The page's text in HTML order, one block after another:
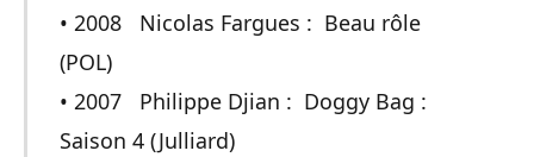
• 2008 Nicolas Fargues : Beau rôle
(POL)
• 2007 Philippe Djian : Doggy Bag :
Saison 4 (Julliard)